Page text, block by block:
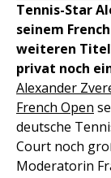
Tennis-Star
seinem
weiteren
privat noch
Alexander
French Open
deutsche
Court noch
Moderatorin